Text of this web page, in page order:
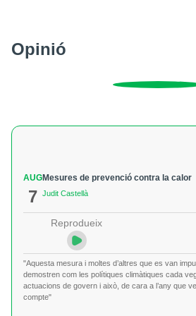
Opinió
AUG
7
Mesures de prevenció contra la calor
Judit Castellà
Reprodueix
"Aquesta mesura i moltes d’altres que es van
demostren com les polítiques climàtiques cada
actuacions de govern i això, de cara a l’any que
compte"